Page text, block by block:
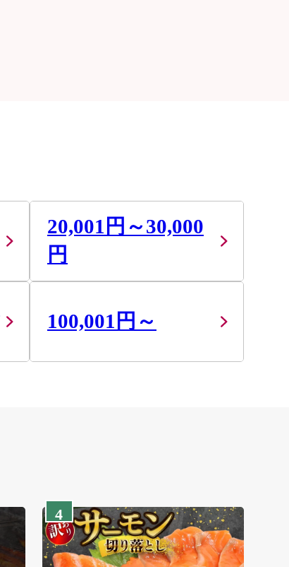
20,001円～30,000
円
100,001円～
4